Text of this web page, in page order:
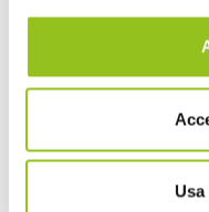
previdenziali e
successiva lett.
dell’art. 38-bis,
art. 38-bis del
l’esecuzione